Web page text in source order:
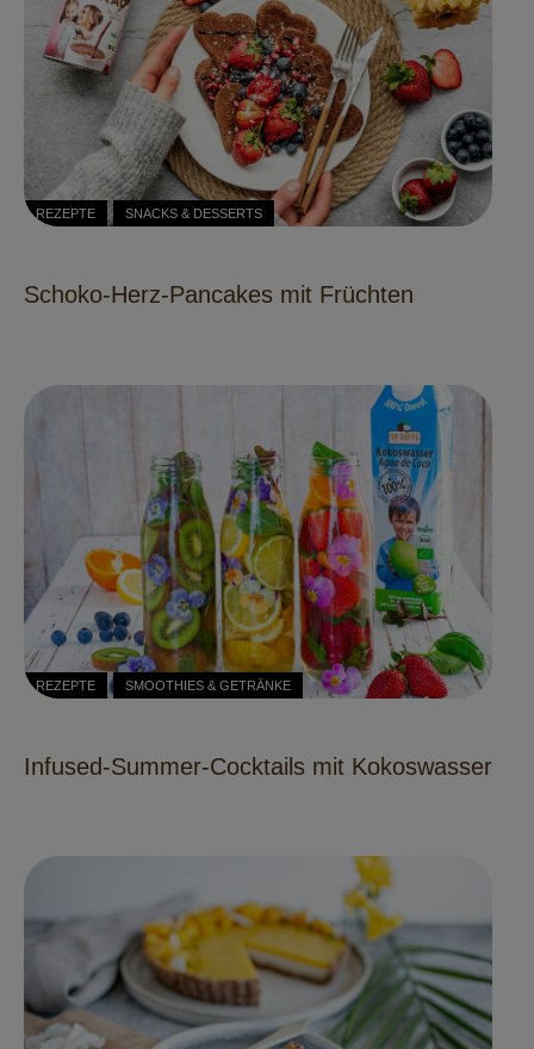
REZEPTE SNACKS & DESSERTS
Schoko-Herz-Pancakes mit Früchten
REZEPTE SMOOTHIES & GETRÄNKE
Infused-Summer-Cocktails mit Kokoswasser